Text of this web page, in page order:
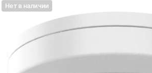
Нет в наличии